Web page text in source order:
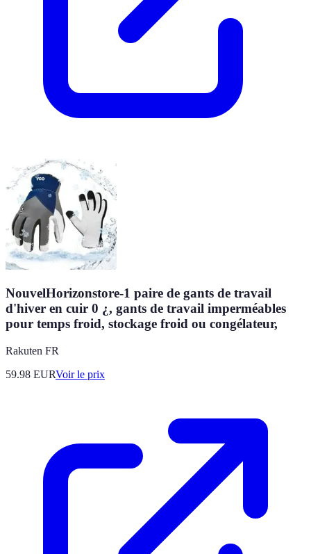
NouvelHorizonstore-1 paire de gants de travail
d'hiver en cuir 0 ¿, gants de travail imperméables
pour temps froid, stockage froid ou congélateur,
Rakuten FR
59.98 EURVoir le prix